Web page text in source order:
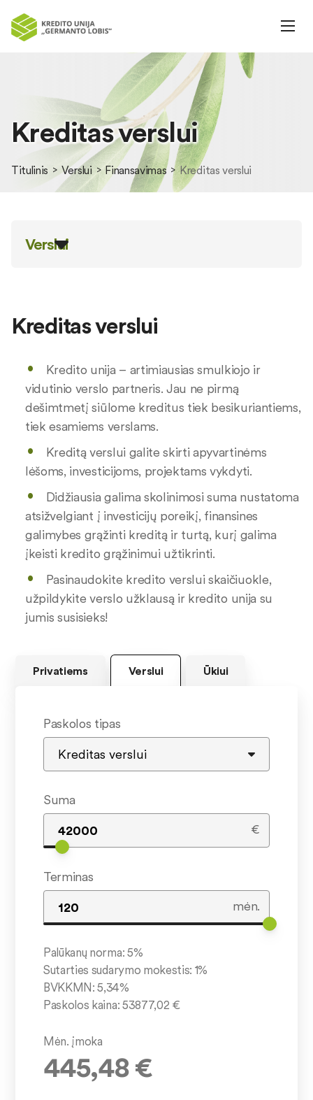
Kreditas verslui
Titulinis Verslui Finansavimas Kreditas verslui
Verslui
Kreditas verslui
Kredito unija – artimiausias smulkiojo ir
vidutinio verslo partneris. Jau ne pirmą
dešimtmetį siūlome kreditus tiek besikuriantiems,
tiek esamiems verslams.
Kreditą verslui galite skirti apyvartinėms
lėšoms, investicijoms, projektams vykdyti.
Didžiausia galima skolinimosi suma nustatoma
atsižvelgiant į investicijų poreikį, finansines
galimybes grąžinti kreditą ir turtą, kurį galima
įkeisti kredito grąžinimui užtikrinti.
Pasinaudokite kredito verslui skaičiuokle,
užpildykite verslo užklausą ir kredito unija su
jumis susisieks!
Privatiems Verslui Ūkiui
Paskolos tipas
Suma
€
Terminas
mėn.
Palūkanų norma:5%
Sutarties sudarymo mokestis: 1%
BVKKMN:5,34%
Paskolos kaina:53877,02 €
Mėn. įmoka
445,48€